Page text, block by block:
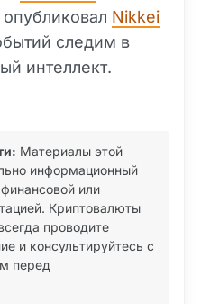
Nikkei
следим в
интеллект.
Материалы этой
информационный
или
Криптовалюты
проводите
и консультируйтесь с
перед